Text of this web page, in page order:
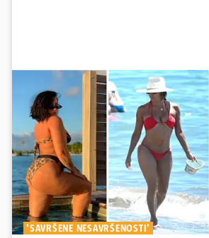
'SAVRŠENE NESAVRŠENOSTI'